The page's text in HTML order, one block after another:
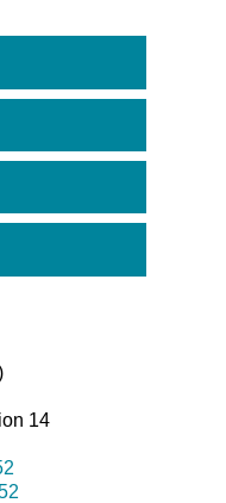
14